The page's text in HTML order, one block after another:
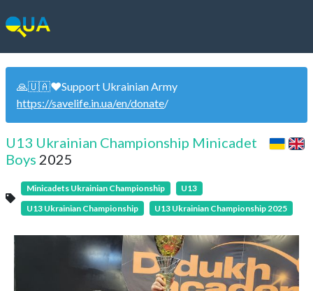
🙏🇺🇦❤️Support Ukrainian Army
https://savelife.in.ua/en/donate/
U13 Ukrainian Championship Minicadet
Boys 2025
Minicadets Ukrainian Championship
U13
U13 Ukrainian Championship
U13 Ukrainian Championship 2025